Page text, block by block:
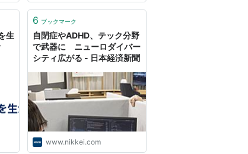
様性と捉えて相互に尊重し、それ
こう」...
生
6 ブックマーク
自閉症やADHD、テック分野
で武器に ニューロダイバー
シティ広がる - 日本経済新聞
www.nikkei.com